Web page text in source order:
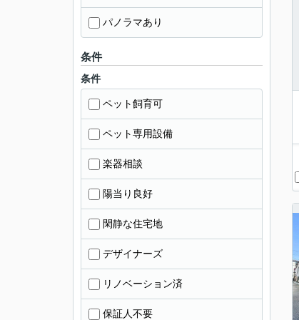
パノラマあり
条件
条件
ペット飼育可
ペット専用設備
楽器相談
陽当り良好
閑静な住宅地
デザイナーズ
リノベーション済
保証人不要